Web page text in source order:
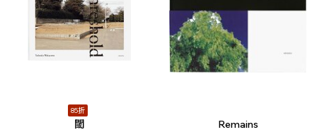
85折
閾 Remains